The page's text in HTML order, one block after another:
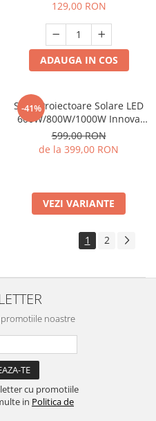
129,00 RON
ADAUGA IN COS
-41%
Set 2 Proiectoare Solare LED
600W/800W/1000W Innova
Smart Home Cyborg, IP67,
Panou Solar și Telecomandă
599,00 RON
de la 399,00 RON
VEZI VARIANTE
1 2
noastre
cu promotiile
in Politica de